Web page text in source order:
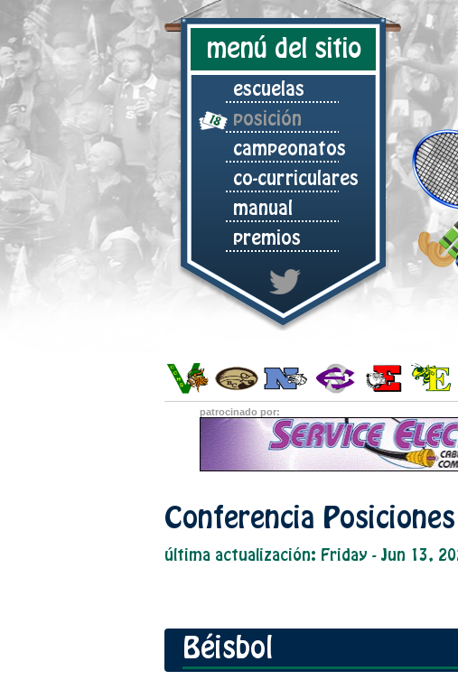
menú del sitio
escuelas
posición
campeonatos
co-curriculares
manual
premios
patrocinado por:
Conferencia
última actualización: Friday - Jun 13,
Béisbol